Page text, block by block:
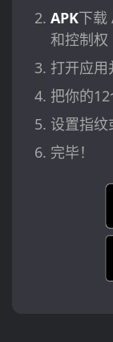
APK下载
和控制权
打开应用
把你的12
设置指纹
完毕！